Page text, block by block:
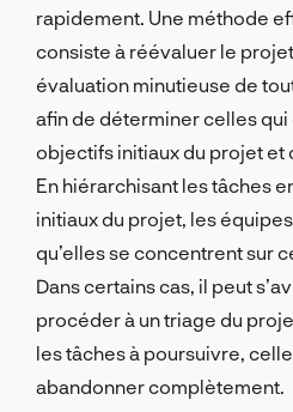
rapidement. Une méthode
consiste à réévaluer le
évaluation minutieuse de
afin de déterminer celles
objectifs initiaux du projet et
En hiérarchisant les tâches
initiaux du projet, les
qu’elles se concentrent sur
Dans certains cas, il peut
procéder à un triage du
les tâches à poursuivre,
abandonner complètement.